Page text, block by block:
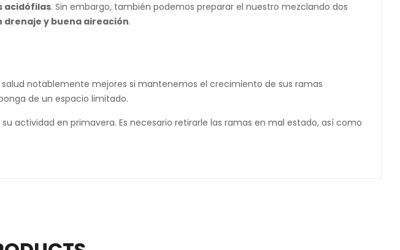
acidófilas. Sin embargo, también podemos preparar el nuestro mezclando dos
drenaje y buena aireación.
notablemente mejores si mantenemos el crecimiento de sus ramas
de un espacio limitado.
actividad en primavera. Es necesario retirarle las ramas en mal estado, así como